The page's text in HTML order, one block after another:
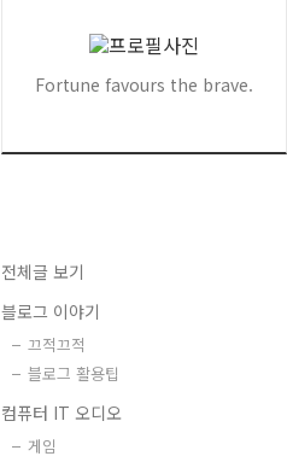
Fortune favours the brave.
전체글 보기
블로그 이야기
끄적끄적
블로그 활용팁
컴퓨터 IT 오디오
게임